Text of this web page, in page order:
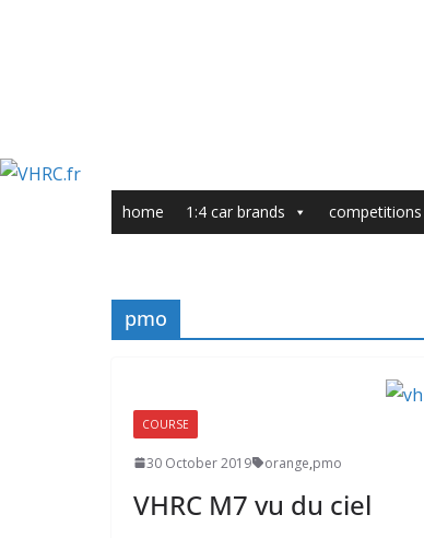
home 1:4 car brands competitions
pmo
COURSE
30 October 2019 orange,pmo
VHRC M7 vu du ciel